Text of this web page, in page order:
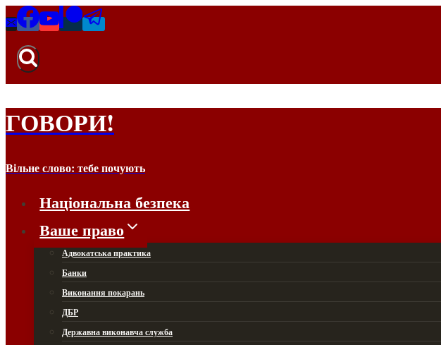
Перейти
до
вмісту
ГОВОРИ!
Вільне слово: тебе почують
Національна безпека
Ваше право
Адвокатська практика
Банки
Виконання покарань
ДБР
Державна виконавча служба